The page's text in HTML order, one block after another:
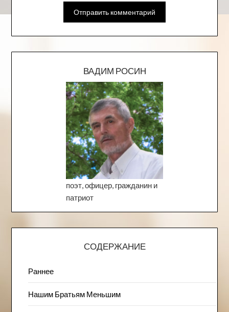
ВАДИМ РОСИН
поэт, офицер, гражданин и
патриот
СОДЕРЖАНИЕ
Раннее
Нашим Братьям Меньшим